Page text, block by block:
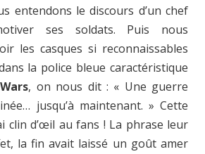
entendons le discours d’un chef
ses soldats. Puis nous
les casques si reconnaissables
la police bleue caractéristique
, on nous dit : « Une guerre
jusqu’à maintenant. » Cette
clin d’œil au fans ! La phrase leur
la fin avait laissé un goût amer